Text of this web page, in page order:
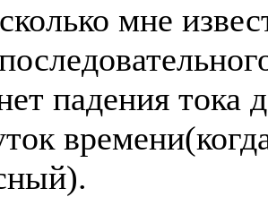
мне
падения тока